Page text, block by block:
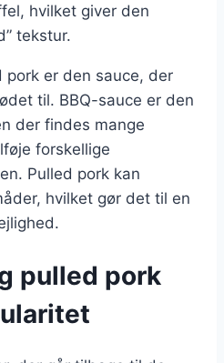
hvilket giver den
tekstur.
pork er den sauce, der
til. BBQ-sauce er den
der findes mange
forskellige
Pulled pork kan
hvilket gør det til en
pulled pork